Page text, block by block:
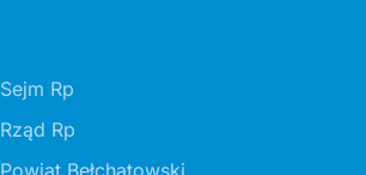
Sejm Rp
Rząd Rp
Powiat Bełchatowski